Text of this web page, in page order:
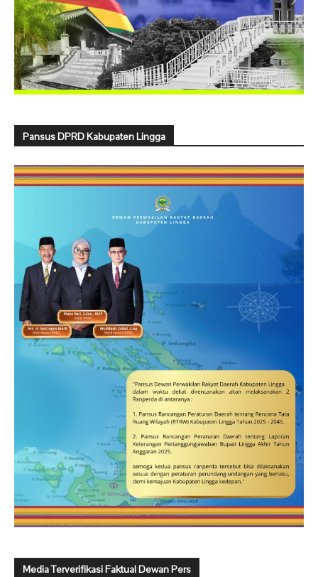
Pansus DPRD Kabupaten Lingga
Media Terverifikasi Faktual Dewan Pers